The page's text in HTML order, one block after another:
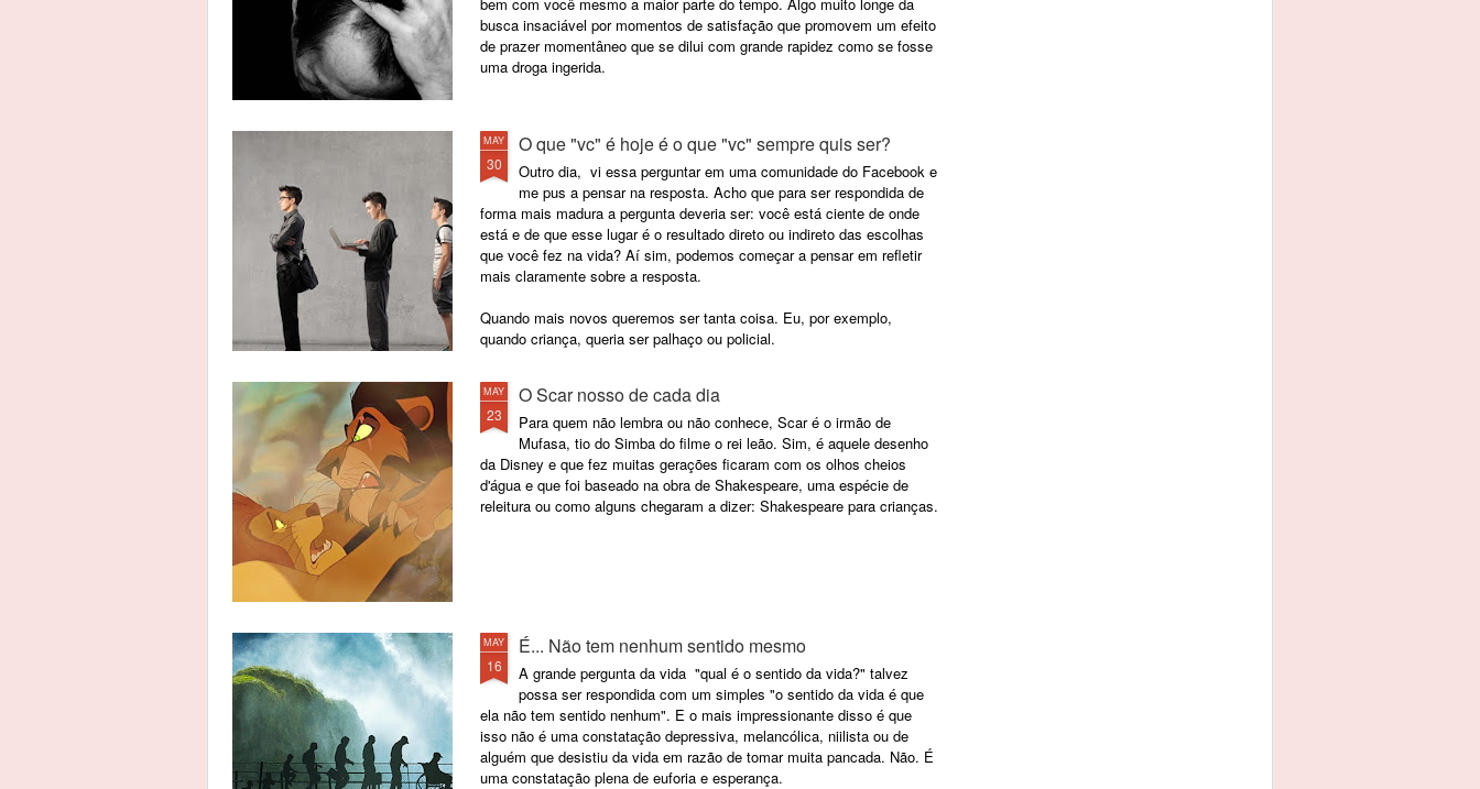
busca insaciável por momentos de satisfação que promovem um efeito
de prazer momentâneo que se dilui com grande rapidez como se fosse
uma droga ingerida.
MAY
30
O que "vc" é hoje é o que "vc" sempre quis ser?
Outro dia, vi essa perguntar em uma comunidade do Facebook e
me pus a pensar na resposta. Acho que para ser respondida de
forma mais madura a pergunta deveria ser: você está ciente de onde
está e de que esse lugar é o resultado direto ou indireto das escolhas
que você fez na vida? Aí sim, podemos começar a pensar em refletir
mais claramente sobre a resposta.
Quando mais novos queremos ser tanta coisa. Eu, por exemplo,
quando criança, queria ser palhaço ou policial.
MAY
23
O Scar nosso de cada dia
Para quem não lembra ou não conhece, Scar é o irmão de
Mufasa, tio do Simba do filme o rei leão. Sim, é aquele desenho
da Disney e que fez muitas gerações ficaram com os olhos cheios
d'água e que foi baseado na obra de Shakespeare, uma espécie de
releitura ou como alguns chegaram a dizer: Shakespeare para crianças.
MAY
16
É... Não tem nenhum sentido mesmo
A grande pergunta da vida "qual é o sentido da vida?" talvez
possa ser respondida com um simples "o sentido da vida é que
ela não tem sentido nenhum". E o mais impressionante disso é que
isso não é uma constatação depressiva, melancólica, niilista ou de
alguém que desistiu da vida em razão de tomar muita pancada. Não. É
uma constatação plena de euforia e esperança.